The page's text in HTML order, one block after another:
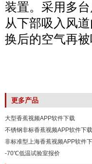
装置。采用
从下部吸入风道
换后的空气再被
更多产品
大型香蕉视频APP软件下载
不锈钢非标香蕉视频APP软件下
非标准型上海香蕉视频APP软件
-70℃低温试验室报价